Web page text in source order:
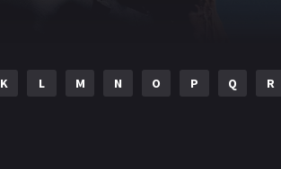
K L M N O P Q R